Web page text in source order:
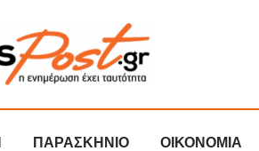
ΠΑΡΑΣΚΗΝΙΟ ΟΙΚΟΝΟΜΙΑ